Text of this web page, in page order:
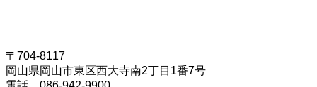
〒704-8117
岡山県岡山市東区西大寺南2丁目1番7号